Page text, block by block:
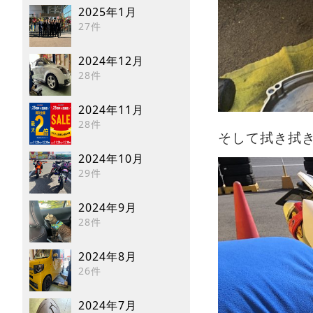
2025年1月
27件
2024年12月
28件
2024年11月
28件
2024年10月
29件
2024年9月
28件
2024年8月
26件
2024年7月
そして拭き拭